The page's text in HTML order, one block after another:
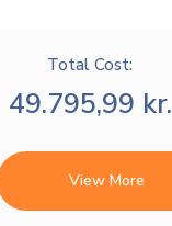
Total Cost:
49.795,99 kr.
View More